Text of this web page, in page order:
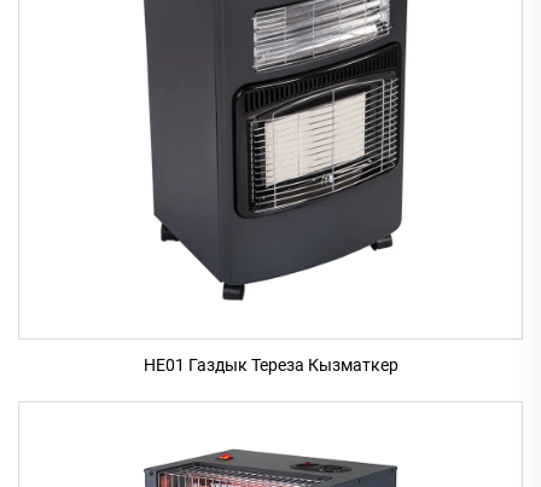
HE01 Газдык Тереза Кызматкер